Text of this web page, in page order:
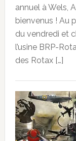
annuel à Wels,
bienvenus ! Au
du vendredi et
l’usine BRP-
des Rotax […]